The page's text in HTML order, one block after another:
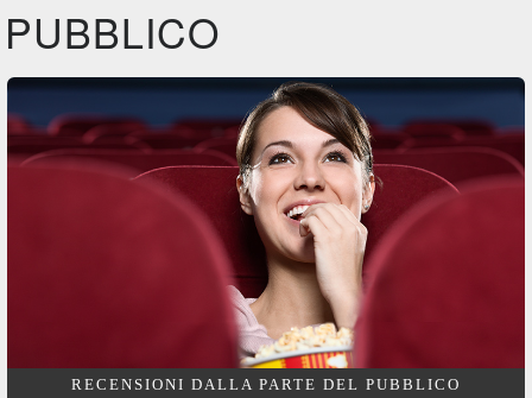
PUBBLICO
RECENSIONI DALLA PARTE DEL PUBBLICO